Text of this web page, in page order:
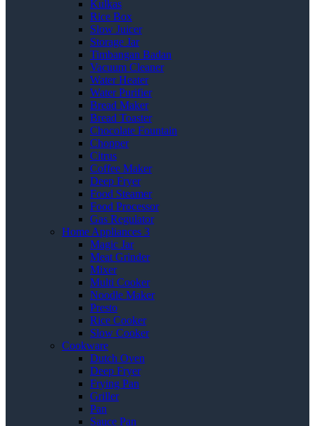
Kulkas
Rice Box
Slow Juicer
Storage Jar
Timbangan Badan
Vacuum Cleaner
Water Heater
Water Purifier
Bread Maker
Bread Toaster
Chocolate Fountain
Chopper
Citrus
Coffee Maker
Deep Fryer
Food Steamer
Food Processor
Gas Regulator
Home Appliances 3
Magic Jar
Meat Grinder
Mixer
Multi Cooker
Noodle Maker
Presto
Rice Cooker
Slow Cooker
Cookware
Dutch Oven
Deep Fryer
Frying Pan
Griller
Pan
Sauce Pan